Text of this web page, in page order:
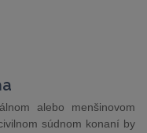
alebo menšinovom
súdnom konaní by